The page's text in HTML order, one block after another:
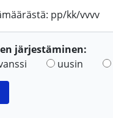
pp/kk/vvvv
järjestäminen:
uusin